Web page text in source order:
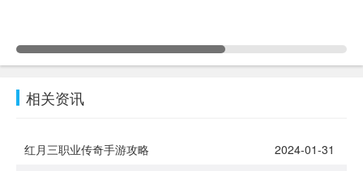
相关资讯
红月三职业传奇手游攻略
2024-01-31